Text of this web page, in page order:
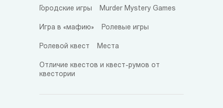
Городские игры Murder Mystery Games
Игра в «мафию» Ролевые игры
Ролевой квест Места
Отличие квестов и квест-румов от
квестории